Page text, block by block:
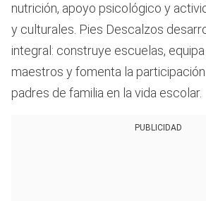
nutrición, apoyo psicológico y
y culturales. Pies Descalzos
integral: construye escuelas,
maestros y fomenta la
padres de familia en la vida escolar.
PUBLICIDAD